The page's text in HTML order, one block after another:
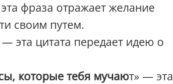
фраза отражает желание
своим путем.
— эта цитата передает идею о
которые тебя мучают» — эта